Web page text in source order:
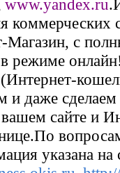
www.yandex.ru.
коммерческих
Магазин, с
режиме
(Интернет-
и даже
сайте и
По
указана на